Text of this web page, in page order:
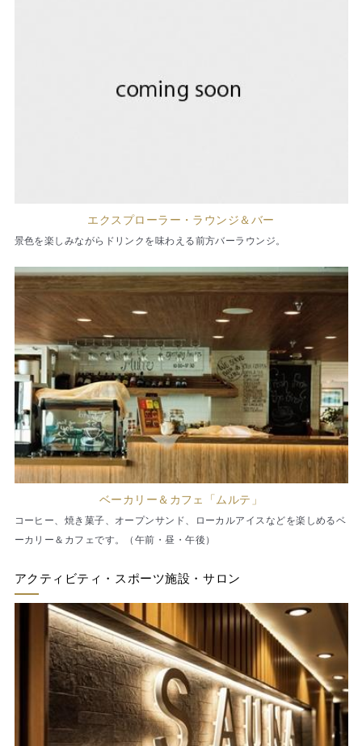
エクスプローラー・ラウンジ＆バー
景色を楽しみながらドリンクを味わえる前方バーラウンジ。
ベーカリー＆カフェ「ムルテ」
コーヒー、焼き菓子、オープンサンド、ローカルアイスなどを楽しめるベ
ーカリー＆カフェです。（午前・昼・午後）
アクティビティ・スポーツ施設・サロン